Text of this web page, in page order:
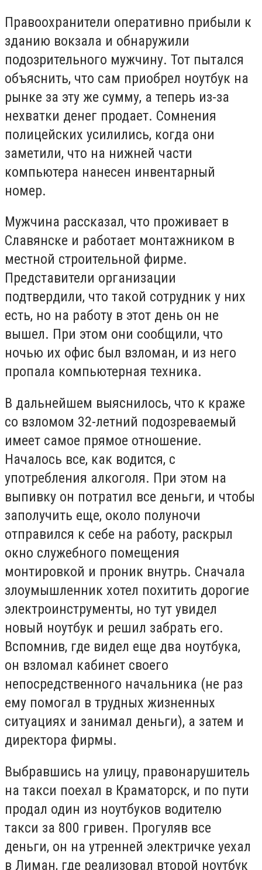
Правоохранители оперативно прибыли к
зданию вокзала и обнаружили
подозрительного мужчину. Тот пытался
объяснить, что сам приобрел ноутбук на
рынке за эту же сумму, а теперь из-за
нехватки денег продает. Сомнения
полицейских усилились, когда они
заметили, что на нижней части
компьютера нанесен инвентарный
номер.
Мужчина рассказал, что проживает в
Славянске и работает монтажником в
местной строительной фирме.
Представители организации
подтвердили, что такой сотрудник у них
есть, но на работу в этот день он не
вышел. При этом они сообщили, что
ночью их офис был взломан, и из него
пропала компьютерная техника.
В дальнейшем выяснилось, что к краже
со взломом 32-летний подозреваемый
имеет самое прямое отношение.
Началось все, как водится, с
употребления алкоголя. При этом на
выпивку он потратил все деньги, и чтобы
заполучить еще, около полуночи
отправился к себе на работу, раскрыл
окно служебного помещения
монтировкой и проник внутрь. Сначала
злоумышленник хотел похитить дорогие
электроинструменты, но тут увидел
новый ноутбук и решил забрать его.
Вспомнив, где видел еще два ноутбука,
он взломал кабинет своего
непосредственного начальника (не раз
ему помогал в трудных жизненных
ситуациях и занимал деньги), а затем и
директора фирмы.
Выбравшись на улицу, правонарушитель
на такси поехал в Краматорск, и по пути
продал один из ноутбуков водителю
такси за 800 гривен. Прогуляв все
деньги, он на утренней электричке уехал
в Лиман, где реализовал второй ноутбук